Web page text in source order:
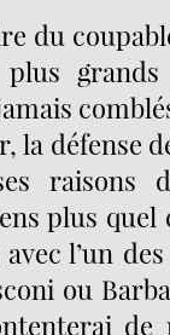
du
la défense
raisons
plus quel
l’un
ou
de